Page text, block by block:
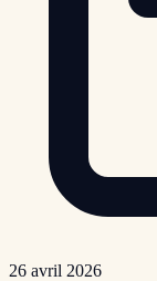
26 avril 2026